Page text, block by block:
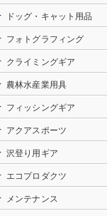
ドッグ・キャット用品
フォトグラフィング
クライミングギア
農林水産業用具
フィッシングギア
アクアスポーツ
沢登り用ギア
エコプロダクツ
メンテナンス